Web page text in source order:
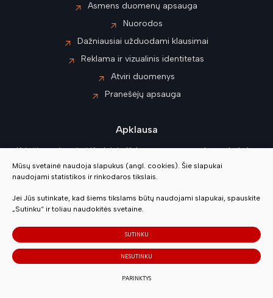
Asmens duomenų apsauga
Nuorodos
Dažniausiai užduodami klausimai
Reklama ir vizualinis identitetas
Atviri duomenys
Pranešėjų apsauga
Apklausa
Kviečiame įvertinti Kėdainių Kultūros centro paslaugų kokybę
© 2023 Visos teisės saugomos
Slapukų parinktys
Duomenų apsauga
Sukurta:TEXUS
Mūsų svetainė naudoja slapukus (angl. cookies). Šie slapukai
naudojami statistikos ir rinkodaros tikslais.
Jei Jūs sutinkate, kad šiems tikslams būtų naudojami slapukai, spauskite
„Sutinku“ ir toliau naudokitės svetaine.
SUTINKU
NESUTINKU
PARINKTYS